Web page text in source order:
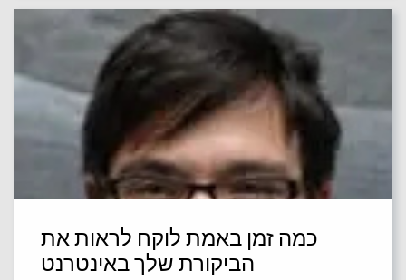
כמה זמן באמת לוקח לראות את
הביקורת שלך באינטרנט